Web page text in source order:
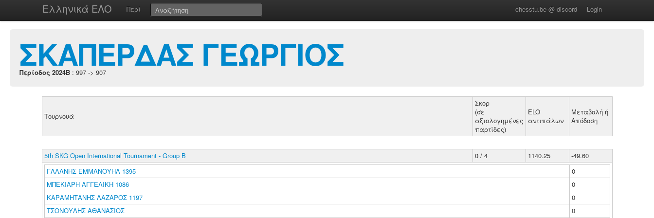
Ελληνικά ΕΛΟ Περί chesstu.be @ discord Login
ΣΚΑΠΕΡΔΑΣ ΓΕΩΡΓΙΟΣ
Περίοδος 2024B : 997 -> 907
Τουρνουά
Σκορ
(σε
αξιολογημένες
παρτίδες)
ELO
αντιπάλων
Μεταβολή ή
Απόδοση
5th SKG Open International Tournament - Group B 0 / 4 1140.25
-49.60
ΓΑΛΑΝΗΣ ΕΜΜΑΝΟΥΗΛ 1395
0
ΜΠΕΚΙΑΡΗ ΑΓΓΕΛΙΚΗ 1086
0
ΚΑΡΑΜΗΤΑΝΗΣ ΛΑΖΑΡΟΣ 1197
0
ΤΣΟΝΟΥΛΗΣ ΑΘΑΝΑΣΙΟΣ
0